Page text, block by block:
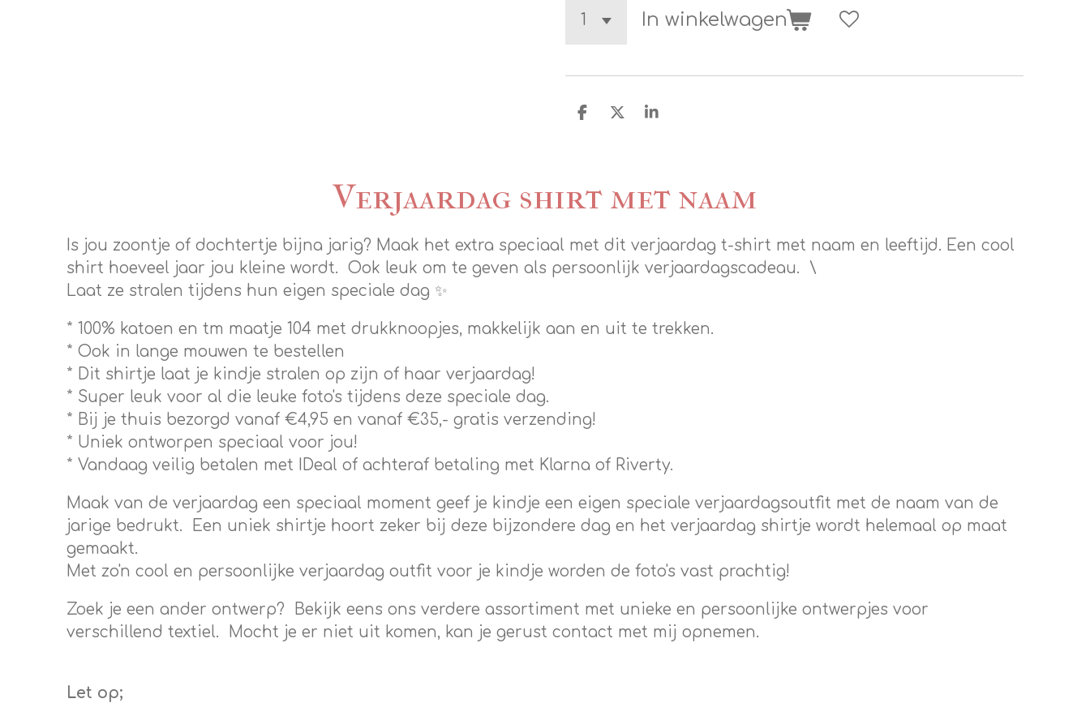
In winkelwagen
D
D
S
Verjaardag shirt met naam
Is jou zoontje of dochtertje bijna jarig? Maak het extra speciaal met dit verjaardag t-shirt met naam en leeftijd. Een cool
shirt hoeveel jaar jou kleine wordt. Ook leuk om te geven als persoonlijk verjaardagscadeau. \
Laat ze stralen tijdens hun eigen speciale dag ✨
* 100% katoen en tm maatje 104 met drukknoopjes, makkelijk aan en uit te trekken.
* Ook in lange mouwen te bestellen
* Dit shirtje laat je kindje stralen op zijn of haar verjaardag!
* Super leuk voor al die leuke foto's tijdens deze speciale dag.
* Bij je thuis bezorgd vanaf €4,95 en vanaf €35,- gratis verzending!
* Uniek ontworpen speciaal voor jou!
* Vandaag veilig betalen met IDeal of achteraf betaling met Klarna of Riverty.
Maak van de verjaardag een speciaal moment geef je kindje een eigen speciale verjaardagsoutfit met de naam van de
jarige bedrukt. Een uniek shirtje hoort zeker bij deze bijzondere dag en het verjaardag shirtje wordt helemaal op maat
gemaakt.
Met zo'n cool en persoonlijke verjaardag outfit voor je kindje worden de foto's vast prachtig!
Zoek je een ander ontwerp? Bekijk eens ons verdere assortiment met unieke en persoonlijke ontwerpjes voor
verschillend textiel. Mocht je er niet uit komen, kan je gerust contact met mij opnemen.
Let op;